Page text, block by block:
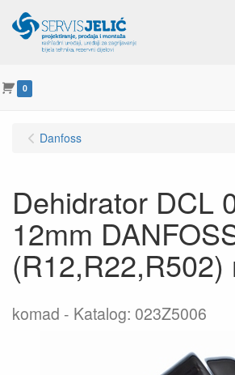
0
Danfoss
Dehidrator DCL
12mm
(R12,R22,R502)
komad Katalog: 023Z5006